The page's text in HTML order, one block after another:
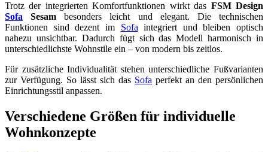
Trotz der integrierten Komfortfunktionen wirkt das FSM Design
Sofa Sesam besonders leicht und elegant. Die technischen
Funktionen sind dezent im Sofa integriert und bleiben optisch
nahezu unsichtbar. Dadurch fügt sich das Modell harmonisch in
unterschiedlichste Wohnstile ein – von modern bis zeitlos.
Für zusätzliche Individualität stehen unterschiedliche Fußvarianten
zur Verfügung. So lässt sich das Sofa perfekt an den persönlichen
Einrichtungsstil anpassen.
Verschiedene Größen für individuelle
Wohnkonzepte